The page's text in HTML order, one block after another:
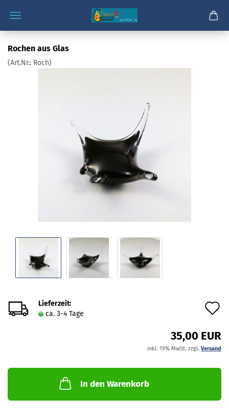
Rochen aus Glas
(Art.Nr.: Roch)
Lieferzeit:
ca. 3-4 Tage
35,00 EUR
inkl. 19% MwSt. zzgl. Versand
In den Warenkorb